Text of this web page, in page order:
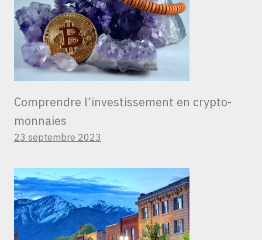
Comprendre l’investissement en crypto-
monnaies
23 septembre 2023